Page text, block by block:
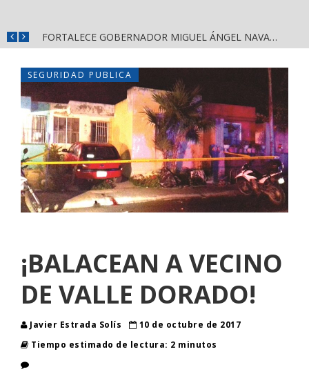
FORTALECE GOBERNADOR MIGUEL ÁNGEL NAVARRO LA COORDINACIÓN CON EL SECTOR EDUCATIVO EN NAYARIT
SEGURIDAD PUBLICA
¡BALACEAN A VECINO
DE VALLE DORADO!
Javier Estrada Solís
10 de octubre de 2017
Tiempo estimado de lectura: 2 minutos